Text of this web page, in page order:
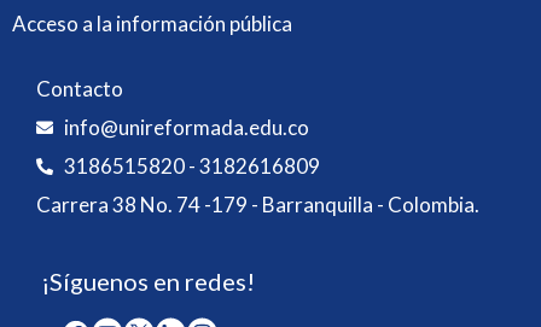
Acceso a la información pública
Contacto
info@unireformada.edu.co
3186515820 - 3182616809
Carrera 38 No. 74 -179 - Barranquilla - Colombia.
¡Síguenos en redes!